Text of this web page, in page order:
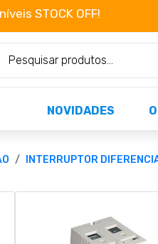
STOCK OFF!
NOVIDADES
INTERRUPTOR